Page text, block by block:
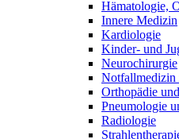
Hämatologie,
Innere Medizin
Kardiologie
Kinder- und
Neurochirurgie
Notfallmedizin
Orthopädie
Pneumologie
Radiologie